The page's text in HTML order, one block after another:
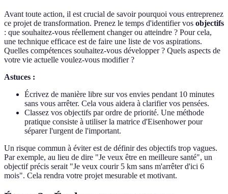
Avant toute action, il est crucial de savoir pourquoi vous entreprenez
ce projet de transformation. Prenez le temps d'identifier vos objectifs
: que souhaitez-vous réellement changer ou atteindre ? Pour cela,
une technique efficace est de faire une liste de vos aspirations.
Quelles compétences souhaitez-vous développer ? Quels aspects de
votre vie actuelle voulez-vous modifier ?
Astuces :
Écrivez de manière libre sur vos envies pendant 10 minutes
sans vous arrêter. Cela vous aidera à clarifier vos pensées.
Classez vos objectifs par ordre de priorité. Une méthode
pratique consiste à utiliser la matrice d'Eisenhower pour
séparer l'urgent de l'important.
Un risque commun à éviter est de définir des objectifs trop vagues.
Par exemple, au lieu de dire "Je veux être en meilleure santé", un
objectif précis serait "Je veux courir 5 km sans m'arrêter d'ici 6
mois". Cela rendra votre projet mesurable et motivant.